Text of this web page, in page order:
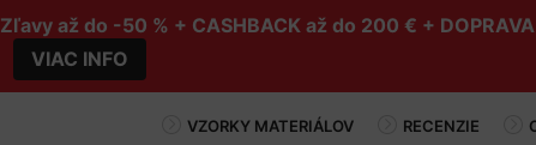
Zľavy až do -50 % + CASHBACK až do 200 € +
VIAC INFO
VZORKY MATERIÁLOV RECENZIE